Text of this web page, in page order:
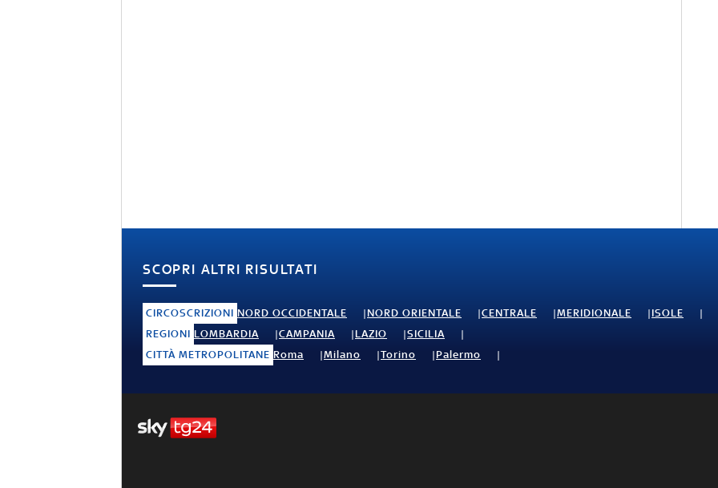
SCOPRI ALTRI RISULTATI
CIRCOSCRIZIONI NORD OCCIDENTALE NORD ORIENTALE CENTRALE MERIDIONALE
ISOLE
REGIONI LOMBARDIA CAMPANIA LAZIO
SICILIA
CITTÀ METROPOLITANE Roma Milano Torino Palermo